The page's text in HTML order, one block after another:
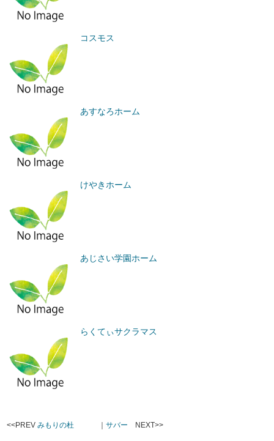
コスモス
あすなろホーム
けやきホーム
あじさい学園ホーム
らくてぃサクラマス
<<PREVみもりの杜 ｜サバー NEXT>>